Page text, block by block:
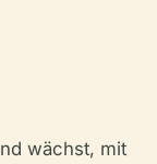
wächst, mit